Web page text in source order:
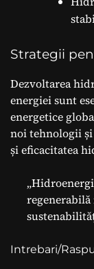
Strategii
Dezvoltarea
energiei sunt
energetice
noi tehnologii
și eficacitatea
Intrebari/